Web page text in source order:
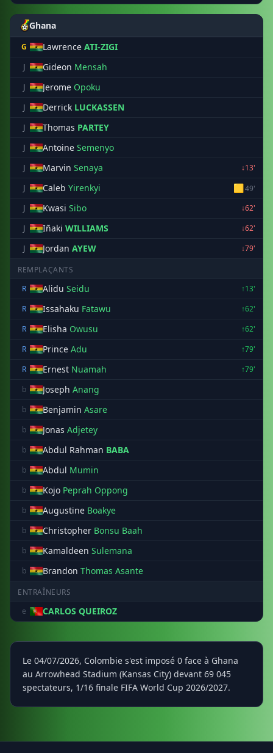
Ghana
G Lawrence ATI-ZIGI
J Gideon Mensah
J Jerome Opoku
J Derrick LUCKASSEN
J Thomas PARTEY
J Antoine Semenyo
J Marvin Senaya
↓13'
J
Caleb Yirenkyi 🟨49'
J
Kwasi Sibo
↓62'
J
Iñaki WILLIAMS
↓62'
J
Jordan AYEW ↓79'
REMPLAÇANTS
R
Alidu Seidu
↑13'
R
Issahaku Fatawu
↑62'
R
Elisha Owusu
↑62'
R
Prince Adu
↑79'
R
Ernest Nuamah
↑79'
b
Joseph Anang
b Benjamin Asare
b Jonas Adjetey
b Abdul Rahman BABA
b Abdul Mumin
b Kojo Peprah Oppong
b Augustine Boakye
b Christopher Bonsu Baah
b Kamaldeen Sulemana
b Brandon Thomas Asante
ENTRAÎNEURS
e
CARLOS QUEIROZ
Le 04/07/2026, Colombie s'est imposé 0 face à Ghana
au Arrowhead Stadium (Kansas City) devant 69 045
spectateurs, 1/16 finale FIFA World Cup 2026/2027.